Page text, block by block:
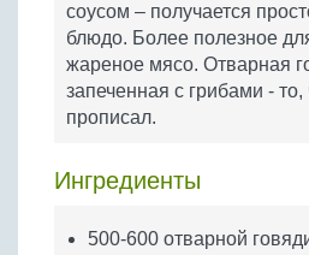
Бобовые
Яйца
Крупы
соусом – получается
блюдо. Более полезное
жареное мясо. Отварная
запеченная с грибами - то,
прописал.
Ингредиенты
500-600 отварной